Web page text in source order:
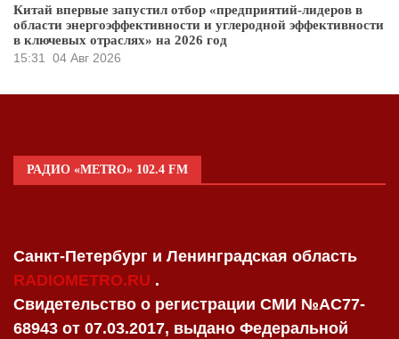
Китай впервые запустил отбор «предприятий-лидеров в
области энергоэффективности и углеродной эффективности
в ключевых отраслях» на 2026 год
15:31
04 Авг 2026
РАДИО «METRO» 102.4 FM
Санкт-Петербург и Ленинградская область
RADIOMETRO.RU .
Свидетельство о регистрации СМИ №AC77-
68943 от 07.03.2017, выдано Федеральной